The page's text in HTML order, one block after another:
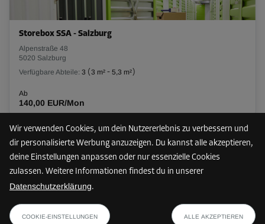
Wir verwenden Cookies, um dein Nutzererlebnis zu verbessern und
dir personalisierte Werbung anzuzeigen. Du kannst alle akzeptieren,
deine Einstellungen anpassen oder nur essenzielle Cookies
zulassen. Weitere Informationen findest du in unserer
Datenschutzerklärung.
COOKIE-EINSTELLUNGEN ALLE AKZEPTIEREN
81,89 EUR/Mon
Fläche: 2,6 m²
Volumen: 8,1 m³
L:2,65m B:0,96m H:3,08 m
-10%
91,00 EUR/Mon
81,89 EUR/Mon
Storebox SSA - Salzburg
Alpenstraße 48
5020 Salzburg
Verfügbare Abteile: 3 (3 m² - 5,3 m²)
Ab
140,00 EUR/Mon
5300 Esch
81,89 EUR/Mon PLAN ANZEIGEN